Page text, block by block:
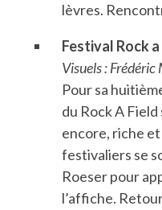
lèvres.
Festival Rock
Visuels : Frédéric
Pour sa
du Rock A
encore, riche
festivaliers se
Roeser pour
l’affiche.